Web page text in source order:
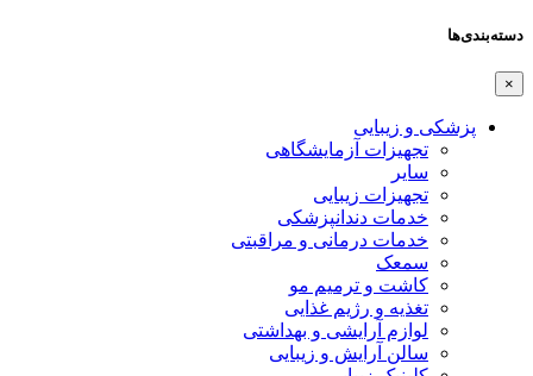
دسته‌بندی‌ها
×
پزشکی و زیبایی
تجهیزات آزمایشگاهی
سایر
تجهیزات زیبایی
خدمات دندانپزشکی
خدمات درمانی و مراقبتی
سمعک
کاشت و ترمیم مو
تغذیه و رژیم غذایی
لوازم آرایشی و بهداشتی
سالن آرایش و زیبایی